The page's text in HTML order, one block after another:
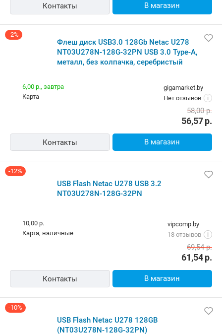
Контакты В магазин
-2%
Флеш диск USB3.0 128Gb Netac U278
NT03U278N-128G-32PN USB 3.0 Type-A,
металл, без колпачка, серебристый
gigamarket.by
Нет отзывов
i
6,00 р., завтра
карта
56,57р.
58,00р.
Контакты В магазин
-12%
USB Flash Netac U278 USB 3.2
NT03U278N-128G-32PN
vipcomp.by
18 отзывов
i
10,00 р.
карта, наличные
61,54р.
69,54р.
Контакты В магазин
-10%
USB Flash Netac U278 128GB
(NT03U278N-128G-32PN)